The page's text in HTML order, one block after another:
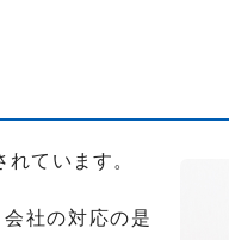
ています。
社の対応の是